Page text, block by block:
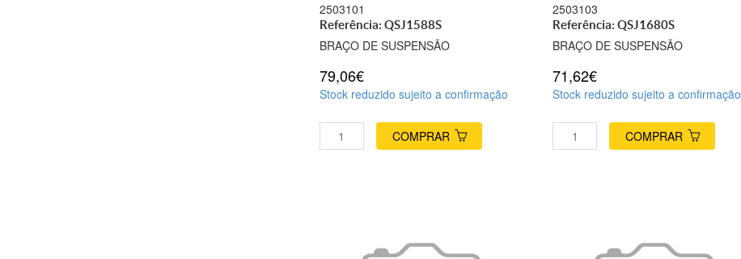
2503101
Referência: QSJ1588S
BRAÇO DE SUSPENSÃO
79,06€
Stock reduzido sujeito a confirmação
COMPRAR
2503103
Referência: QSJ1680S
BRAÇO DE SUSPENSÃO
71,62€
Stock reduzido sujeito a confirmação
COMPRAR